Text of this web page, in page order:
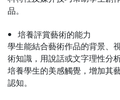
品。
培養評賞藝術的能力
學生能結合藝術作品的背景、
術知識，用說話或文字理性分
培養學生的美感觸覺，增加其
認知。